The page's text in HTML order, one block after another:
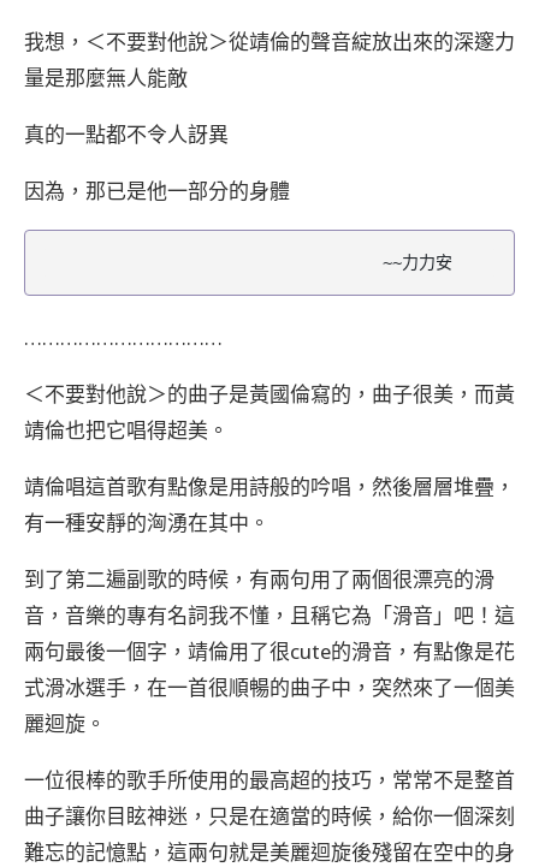
我想，＜不要對他說＞從靖倫的聲音綻放出來的深邃力
量是那麼無人能敵
真的一點都不令人訝異
因為，那已是他一部分的身體
                                   ~~力力安
……………………………
＜不要對他說＞的曲子是黃國倫寫的，曲子很美，而黃
靖倫也把它唱得超美。
靖倫唱這首歌有點像是用詩般的吟唱，然後層層堆疊，
有一種安靜的洶湧在其中。
到了第二遍副歌的時候，有兩句用了兩個很漂亮的滑
音，音樂的專有名詞我不懂，且稱它為「滑音」吧！這
兩句最後一個字，靖倫用了很cute的滑音，有點像是花
式滑冰選手，在一首很順暢的曲子中，突然來了一個美
麗迴旋。
一位很棒的歌手所使用的最高超的技巧，常常不是整首
曲子讓你目眩神迷，只是在適當的時候，給你一個深刻
難忘的記憶點，這兩句就是美麗迴旋後殘留在空中的身